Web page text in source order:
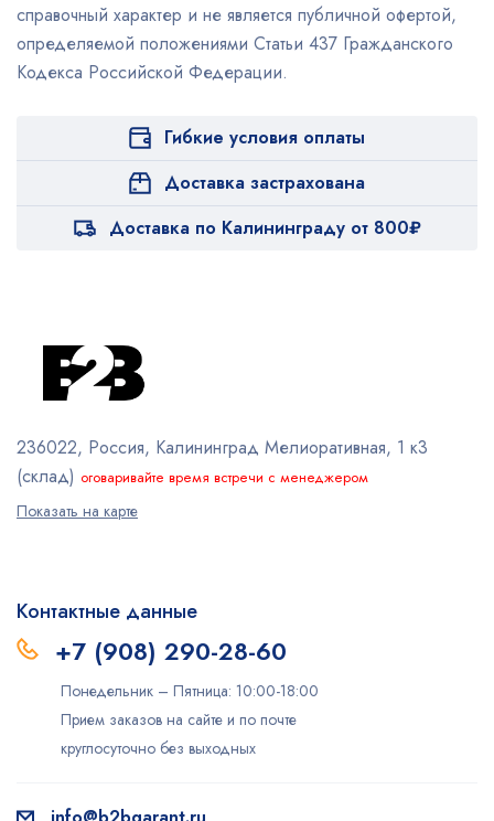
справочный характер и не является публичной офертой,
определяемой положениями Статьи 437 Гражданского
Кодекса Российской Федерации.
Гибкие условия оплаты
Доставка застрахована
Доставка по Калининграду от 800₽
236022, Россия, Калининград Мелиоративная, 1 к3
(склад) оговаривайте время встречи с менеджером
Показать на карте
Контактные данные
+7 (908) 290-28-60
Понедельник – Пятница: 10:00-18:00
Прием заказов на сайте и по почте
круглосуточно без выходных